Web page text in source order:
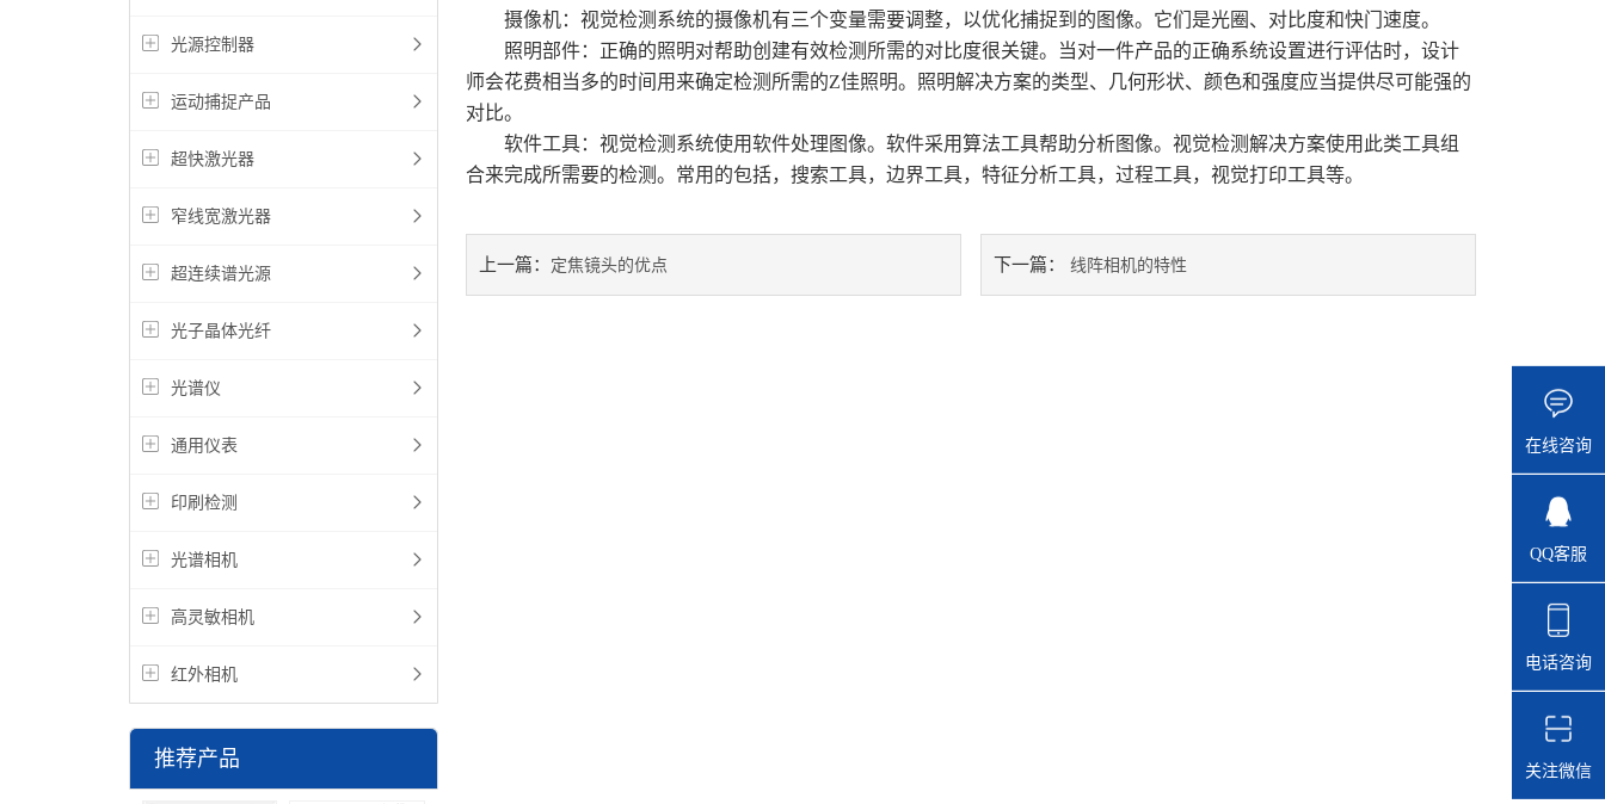
光源控制器
运动捕捉产品
超快激光器
窄线宽激光器
超连续谱光源
光子晶体光纤
光谱仪
通用仪表
印刷检测
光谱相机
高灵敏相机
红外相机
推荐产品
摄像机：视觉检测系统的摄像机有三个变量需要调整，以优化捕捉到的图像。它们是光圈、对比度和快门速度。
照明部件：正确的照明对帮助创建有效检测所需的对比度很关键。当对一件产品的正确系统设置进行评估时，设计
师会花费相当多的时间用来确定检测所需的Z佳照明。照明解决方案的类型、几何形状、颜色和强度应当提供尽可能强的
对比。
软件工具：视觉检测系统使用软件处理图像。软件采用算法工具帮助分析图像。视觉检测解决方案使用此类工具组
合来完成所需要的检测。常用的包括，搜索工具，边界工具，特征分析工具，过程工具，视觉打印工具等。
上一篇： 定焦镜头的优点 下一篇： 线阵相机的特性
在线咨询
QQ客服
电话咨询
关注微信